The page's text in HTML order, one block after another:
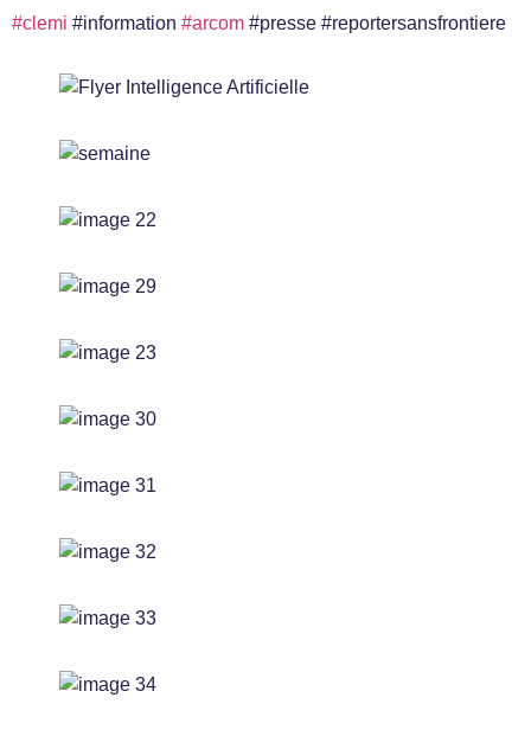
#clemi #information #arcom #presse #reportersansfrontiere